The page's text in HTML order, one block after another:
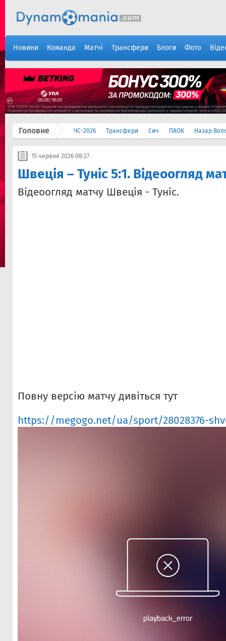
Новини Команда Матчі Трансфери Блоги Фото
Головне ЧС-2026 Трансфери Сич ПАОК Назар
15 червня 2026 08:27
Швеція – Туніс 5:1. Відеоогляд
Відеоогляд матчу Швеція - Туніс.
Повну версію матчу дивіться тут
https://megogo.net/ua/sport/28028376-